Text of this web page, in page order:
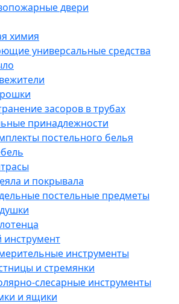
двери
химия
универсальные средства
засоров в трубах
принадлежности
постельного белья
и покрывала
постельные предметы
инструмент
инструменты
и стремянки
слесарные инструменты
и ящики